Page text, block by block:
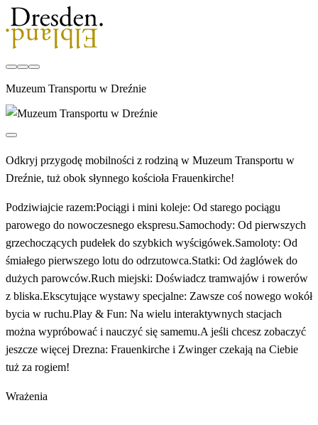
Muzeum Transportu w Dreźnie
Odkryj przygodę mobilności z rodziną w Muzeum Transportu w
Dreźnie, tuż obok słynnego kościoła Frauenkirche!
Podziwiajcie razem:Pociągi i mini koleje: Od starego pociągu
parowego do nowoczesnego ekspresu.Samochody: Od pierwszych
grzechoczących pudełek do szybkich wyścigówek.Samoloty: Od
śmiałego pierwszego lotu do odrzutowca.Statki: Od żaglówek do
dużych parowców.Ruch miejski: Doświadcz tramwajów i rowerów
z bliska.Ekscytujące wystawy specjalne: Zawsze coś nowego wokół
bycia w ruchu.Play & Fun: Na wielu interaktywnych stacjach
można wypróbować i nauczyć się samemu.A jeśli chcesz zobaczyć
jeszcze więcej Drezna: Frauenkirche i Zwinger czekają na Ciebie
tuż za rogiem!
Wrażenia